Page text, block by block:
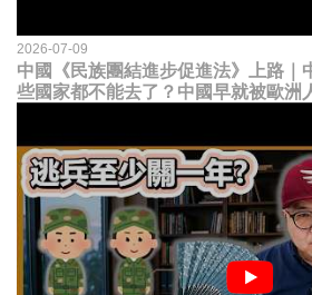
2026-07-09
中國《民族團結進步促進法》上路｜
些國家都不能去了？中國早就被歐洲